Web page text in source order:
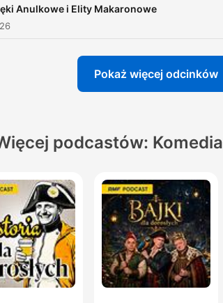
Anulkowe i Elity Makaronowe
Pokaż więcej odcinków
podcastów: Komedia